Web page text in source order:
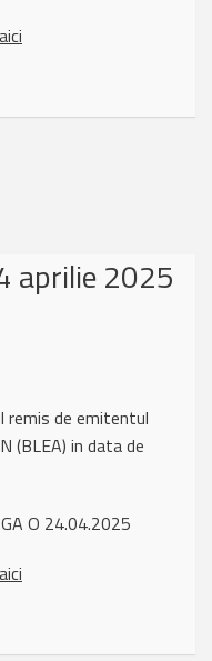
aprilie 2025
remis de emitentul
(BLEA) in data de
O 24.04.2025